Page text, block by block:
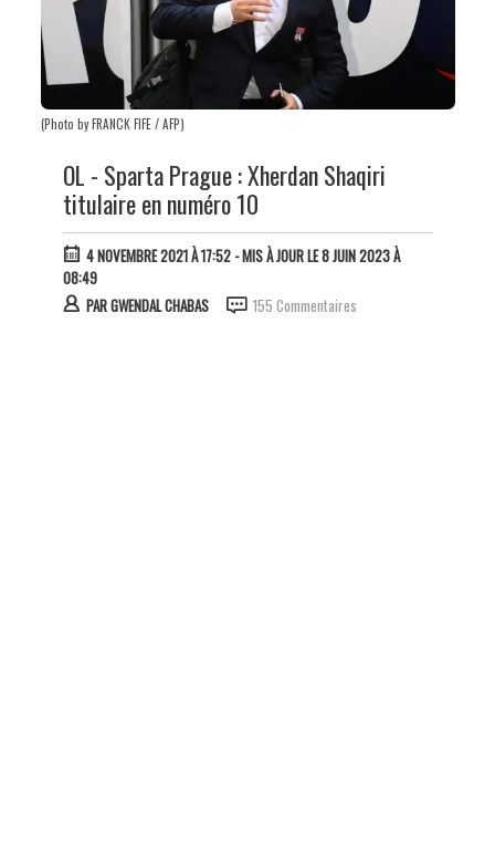
(Photo by FRANCK FIFE / AFP)
OL - Sparta Prague : Xherdan Shaqiri
titulaire en numéro 10
4 NOVEMBRE 2021 À 17:52- MIS À JOUR LE 8 JUIN 2023 À
08:49
PARGWENDAL CHABAS 155 Commentaires